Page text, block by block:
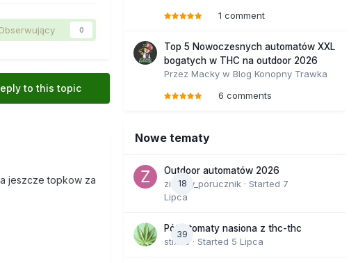
0
to this topic
jeszcze topkow za
1 comment
Top 5 Nowoczesnych automatów XXL
bogatych w THC na outdoor 2026
Przez Macky w Blog Konopny Trawka
6 comments
Nowe tematy
18
Outdoor automatów 2026
zielony_porucznik · Started 7
Lipca
39
Półautomaty nasiona z thc-thc
stix33 · Started 5 Lipca